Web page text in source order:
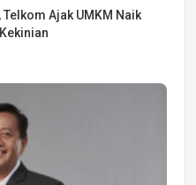
Ajak UMKM Naik